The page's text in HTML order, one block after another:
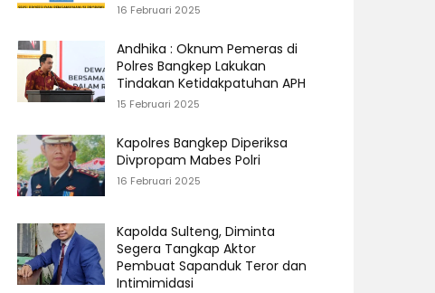
16 Februari 2025
Andhika : Oknum Pemeras di
Polres Bangkep Lakukan
Tindakan Ketidakpatuhan APH
15 Februari 2025
Kapolres Bangkep Diperiksa
Divpropam Mabes Polri
16 Februari 2025
Kapolda Sulteng, Diminta
Segera Tangkap Aktor
Pembuat Sapanduk Teror dan
Intimimidasi